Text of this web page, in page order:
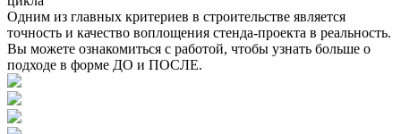
Одним из главных критериев в строительстве является
точность и качество воплощения стенда-проекта в реальность.
Вы можете ознакомиться с работой, чтобы узнать больше о
подходе в форме ДО и ПОСЛЕ.